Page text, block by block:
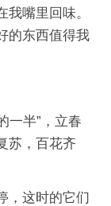
嘴里回味。
的东西值得我
一半”，立春
苏，百花齐
，这时的它们